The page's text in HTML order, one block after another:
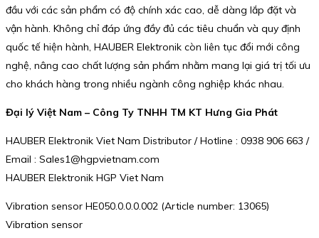
đầu với các sản phẩm có độ chính xác cao, dễ dàng lắp đặt và
vận hành. Không chỉ đáp ứng đầy đủ các tiêu chuẩn và quy định
quốc tế hiện hành, HAUBER Elektronik còn liên tục đổi mới công
nghệ, nâng cao chất lượng sản phẩm nhằm mang lại giá trị tối ưu
cho khách hàng trong nhiều ngành công nghiệp khác nhau.
Đại lý Việt Nam – Công Ty TNHH TM KT Hưng Gia Phát
HAUBER Elektronik Viet Nam Distributor / Hotline : 0938 906 663 /
Email : Sales1@hgpvietnam.com
HAUBER Elektronik HGP Viet Nam
Vibration sensor HE050.0.0.0.002 (Article number: 13065)
Vibration sensor